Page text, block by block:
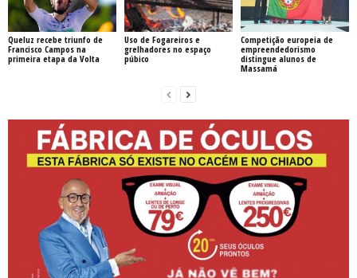
Queluz recebe triunfo de
Francisco Campos na
primeira etapa da Volta
Uso de Fogareiros e
grelhadores no espaço
púbico
Competição europeia de
empreendedorismo
distingue alunos de
Massamá